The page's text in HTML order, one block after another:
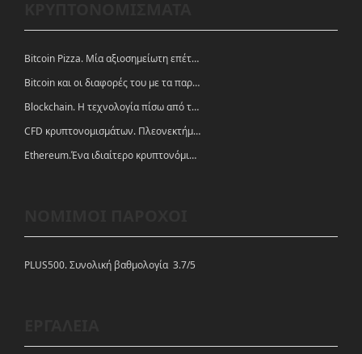
Bitcoin Pizza. Μία αξιοσημείωτη επέτειος.
Bitcoin και οι διαφορές του με τα παραδοσιακά νομίσματα
Blockchain. Η τεχνολογία πίσω από τα κρυπτονομίσματα
CFD κρυπτονομισμάτων. Πλεονεκτήματα και ευκαιρίες
Ethereum.Ένα ιδιαίτερο κρυπτονόμισμα-πλατφόρμα
PLUS500. Συνολική βαθμολογία 3.7/5